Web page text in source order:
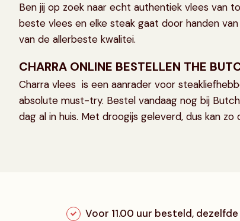
Ben jij op zoek naar echt authentiek vlees van
beste vlees en elke steak gaat door handen
van de allerbeste kwalitei.
CHARRA ONLINE BESTELLEN THE
Charra vlees is een aanrader voor
absolute must-try. Bestel vandaag nog bij
dag al in huis. Met droogijs geleverd, dus kan zo
Voor 11.00 uur besteld,